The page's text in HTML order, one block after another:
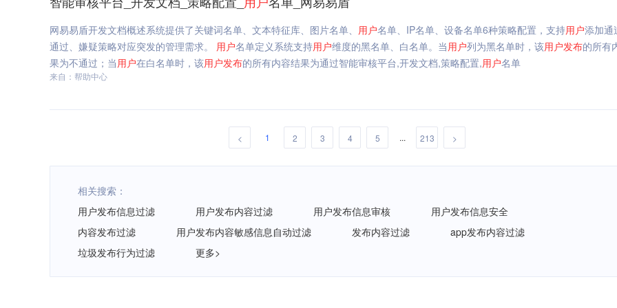
网易易盾开发文档概述系统提供了关键词名单、文本特征库、图片名单、 用户名单、IP名单、设备名单6种策略配置，支持用户添加通
通过、嫌疑策略对应突发的管理需求。 用户名单定义系统支持用户维度的黑名单、白名单。当用户列为黑名单时，该用户发布的所有
果为不通过；当用户在白名单时，该用户发布的所有内容结果为通过智能审核平台,开发文档,策略配置,用户名单
来自：帮助中心
< 1 2 3 4 5 ... 213 >
相关搜索：
用户发布信息过滤
用户发布内容过滤 用户发布信息审核
用户发布信息安全
内容发布过滤
用户发布内容敏感信息自动过滤 发布内容过滤
app发布内容过滤
垃圾发布行为过滤
更多>